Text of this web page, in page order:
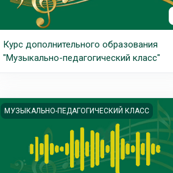
Курс дополнительного образования
"Музыкально-педагогический класс"
Изображение курса Цифровые
МУЗЫКАЛЬНО-ПЕДАГОГИЧЕСКИЙ КЛАСС